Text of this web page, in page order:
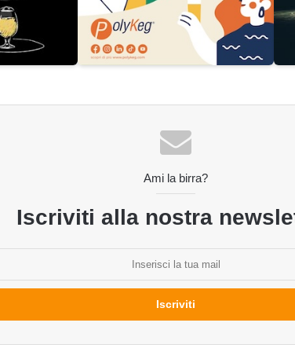
Ami la birra?
Iscriviti alla nostra